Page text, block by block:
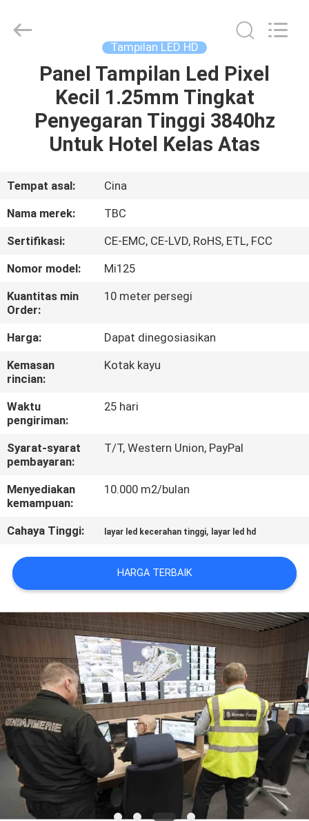
RUMAH
PRODUK
VR
KAMI
TUR
PABRIK
KONTROL
KUALITAS
BERITA
PETA
SITUS
KEBIJAKAN
PRIBADI
Limited.
Tampilan LED HD
Panel Tampilan Led Pixel
Kecil 1.25mm Tingkat
Penyegaran Tinggi 3840hz
Untuk Hotel Kelas Atas
Tempat asal:
Cina
Nama merek:
TBC
Sertifikasi:
CE-EMC, CE-LVD, RoHS, ETL, FCC
Nomor model:
Mi125
Kuantitas min
Order:
10 meter persegi
Harga:
Dapat dinegosiasikan
Kemasan
rincian:
Kotak kayu
Waktu
pengiriman:
25 hari
Syarat-syarat
pembayaran:
T/T, Western Union, PayPal
Menyediakan
kemampuan:
10.000 m2/bulan
Cahaya Tinggi: layar led kecerahan tinggi, layar led hd
HARGA TERBAIK